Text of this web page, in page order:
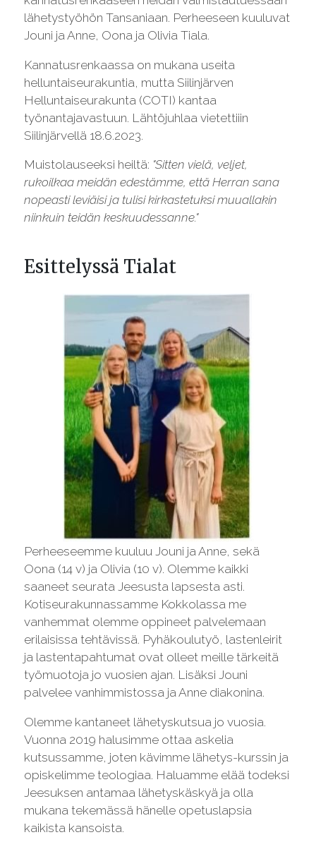
lähetystyöhön Tansaniaan. Perheeseen kuuluvat
Jouni ja Anne, Oona ja Olivia Tiala.
Kannatusrenkaassa on mukana useita
helluntaiseurakuntia, mutta Siilinjärven
Helluntaiseurakunta (COTI) kantaa
työnantajavastuun. Lähtöjuhlaa vietettiiin
Siilinjärvellä 18.6.2023.
Muistolauseeksi heiltä: "Sitten vielä, veljet,
rukoilkaa meidän edestämme, että Herran sana
nopeasti leviäisi ja tulisi kirkastetuksi muuallakin
niinkuin teidän keskuudessanne."
Esittelyssä Tialat
Perheeseemme kuuluu Jouni ja Anne, sekä
Oona (14 v) ja Olivia (10 v). Olemme kaikki
saaneet seurata Jeesusta lapsesta asti.
Kotiseurakunnassamme Kokkolassa me
vanhemmat olemme oppineet palvelemaan
erilaisissa tehtävissä. Pyhäkoulutyö, lastenleirit
ja lastentapahtumat ovat olleet meille tärkeitä
työmuotoja jo vuosien ajan. Lisäksi Jouni
palvelee vanhimmistossa ja Anne diakonina.
Olemme kantaneet lähetyskutsua jo vuosia.
Vuonna 2019 halusimme ottaa askelia
kutsussamme, joten kävimme lähetys-kurssin ja
opiskelimme teologiaa. Haluamme elää todeksi
Jeesuksen antamaa lähetyskäskyä ja olla
mukana tekemässä hänelle opetuslapsia
kaikista kansoista.